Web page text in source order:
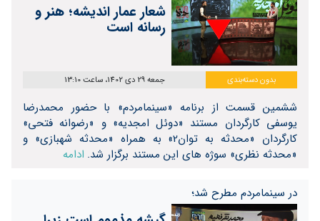
شعار عمار اندیشه؛ هنر و
رسانه است
بدون دسته‌بندی جمعه 29 دی 1402، ساعت 13:10
ششمین قسمت از برنامه «سینمامردم» با حضور محمدرضا
یوسفی کارگردان مستند «دوئل امجدیه» و «رضوانه فتحی»
کارگردان «محدثه به توان2» به همراه «محدثه شهبازی» و
«محدثه نظری» سوژه های این مستند برگزار شد. ادامه
در سینمامردم مطرح شد؛